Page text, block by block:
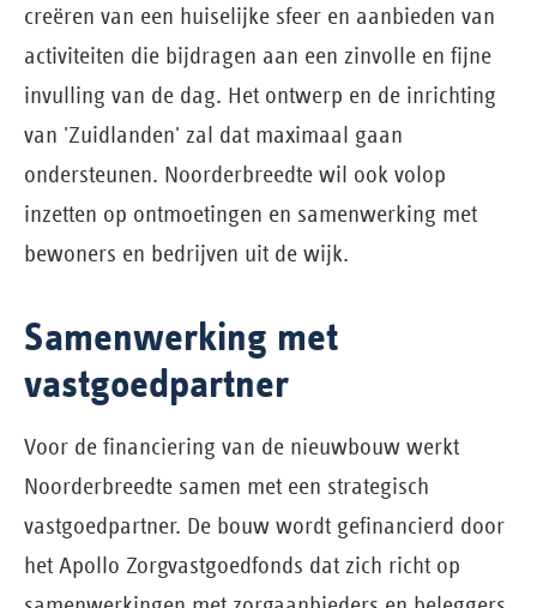
creëren van een huiselijke sfeer en aanbieden van
activiteiten die bijdragen aan een zinvolle en fijne
invulling van de dag. Het ontwerp en de inrichting
van 'Zuidlanden' zal dat maximaal gaan
ondersteunen. Noorderbreedte wil ook volop
inzetten op ontmoetingen en samenwerking met
bewoners en bedrijven uit de wijk.
Samenwerking met
vastgoedpartner
Voor de financiering van de nieuwbouw werkt
Noorderbreedte samen met een strategisch
vastgoedpartner. De bouw wordt gefinancierd door
het Apollo Zorgvastgoedfonds dat zich richt op